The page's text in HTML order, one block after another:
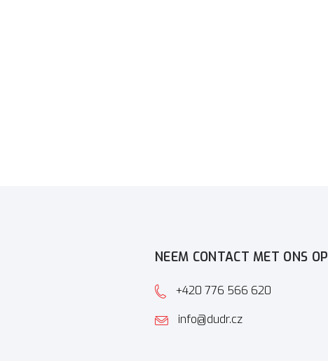
NEEM CONTACT MET ONS OP
+420 776 566 620
info@dudr.cz